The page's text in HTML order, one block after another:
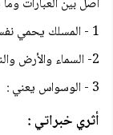
1 - المسلك يحمي نفسه من الوسواس بــــ : الاستعاذة بالله
2- السماء والأرض والناس من مخلوقات : الله
3 - الوسواس يعني : الشيطان
أثري خبراتي :